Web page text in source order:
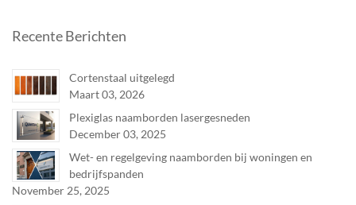
Recente Berichten
Cortenstaal uitgelegd
Maart 03, 2026
Plexiglas naamborden lasergesneden
December 03, 2025
Wet- en regelgeving naamborden bij woningen en
bedrijfspanden
November 25, 2025